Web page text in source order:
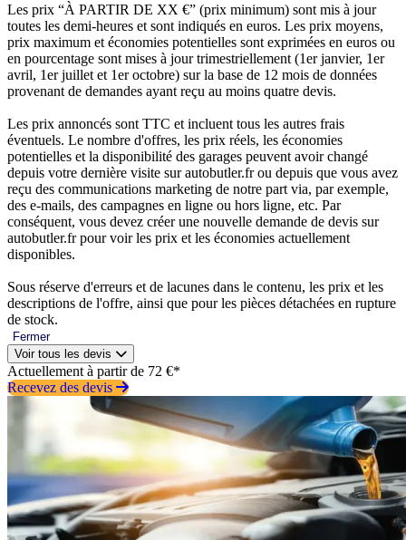
Les prix “À PARTIR DE XX €” (prix minimum) sont mis à jour
toutes les demi-heures et sont indiqués en euros. Les prix moyens,
prix maximum et économies potentielles sont exprimées en euros ou
en pourcentage sont mises à jour trimestriellement (1er janvier, 1er
avril, 1er juillet et 1er octobre) sur la base de 12 mois de données
provenant de demandes ayant reçu au moins quatre devis.
Les prix annoncés sont TTC et incluent tous les autres frais
éventuels. Le nombre d'offres, les prix réels, les économies
potentielles et la disponibilité des garages peuvent avoir changé
depuis votre dernière visite sur autobutler.fr ou depuis que vous avez
reçu des communications marketing de notre part via, par exemple,
des e-mails, des campagnes en ligne ou hors ligne, etc. Par
conséquent, vous devez créer une nouvelle demande de devis sur
autobutler.fr pour voir les prix et les économies actuellement
disponibles.
Sous réserve d'erreurs et de lacunes dans le contenu, les prix et les
descriptions de l'offre, ainsi que pour les pièces détachées en rupture
de stock.
Fermer
Voir tous les devis
Actuellement à partir de 72 €*
Recevez des devis